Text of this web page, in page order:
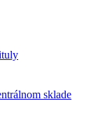
sklade